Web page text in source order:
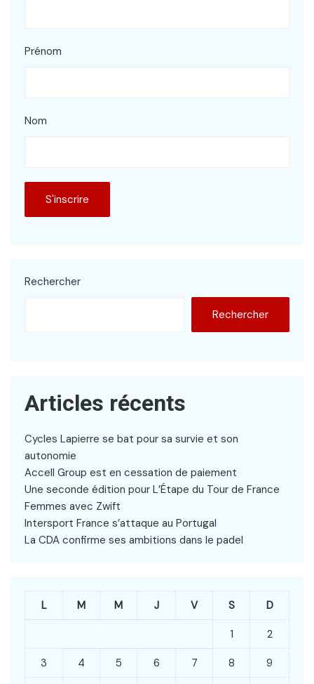
Prénom
Nom
Rechercher
Rechercher
Articles récents
Cycles Lapierre se bat pour sa survie et son
autonomie
Accell Group est en cessation de paiement
Une seconde édition pour L’Étape du Tour de France
Femmes avec Zwift
Intersport France s’attaque au Portugal
La CDA confirme ses ambitions dans le padel
L M M J V S D
1 2
3 4 5 6 7 8 9